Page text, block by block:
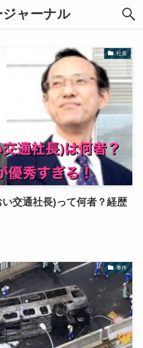
ジャーナル
社長
い交通社長)って何者？経歴
事件